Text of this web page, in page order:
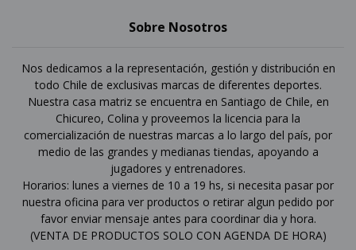
Sobre Nosotros
Nos dedicamos a la representación, gestión y distribución en
todo Chile de exclusivas marcas de diferentes deportes.
Nuestra casa matriz se encuentra en Santiago de Chile, en
Chicureo, Colina y proveemos la licencia para la
comercialización de nuestras marcas a lo largo del país, por
medio de las grandes y medianas tiendas, apoyando a
jugadores y entrenadores.
Horarios: lunes a viernes de 10 a 19 hs, si necesita pasar por
nuestra oficina para ver productos o retirar algun pedido por
favor enviar mensaje antes para coordinar dia y hora.
(VENTA DE PRODUCTOS SOLO CON AGENDA DE HORA)